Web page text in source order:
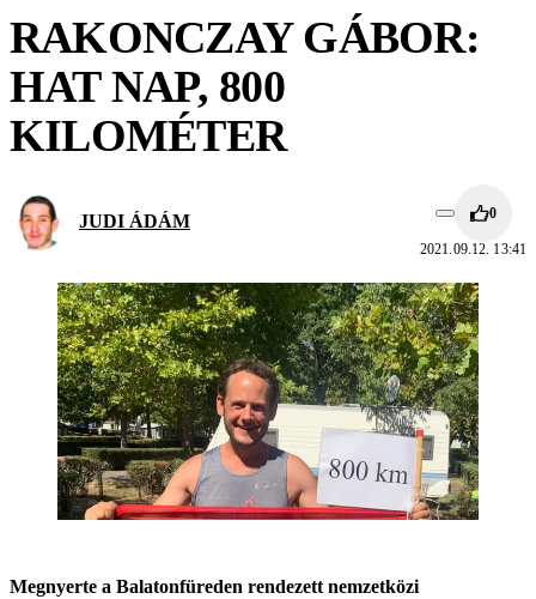
RAKONCZAY GÁBOR:
HAT NAP, 800
KILOMÉTER
JUDI ÁDÁM 0
2021.09.12. 13:41
Megnyerte a Balatonfüreden rendezett nemzetközi